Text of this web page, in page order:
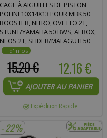
CAGE À AIGUILLES DE PISTON
POLINI 10X14X13 POUR MBK 50
BOOSTER, NITRO, OVETTO 2T,
STUNT/YAMAHA 50 BWS, AEROX,
NEOS 2T, SLIDER/MALAGUTI 50
F12/APRILIA 50 SR (280.0017)
12.16 €
15.20 €
AJOUTER AU PANIER
Expédition Rapide
- 22%